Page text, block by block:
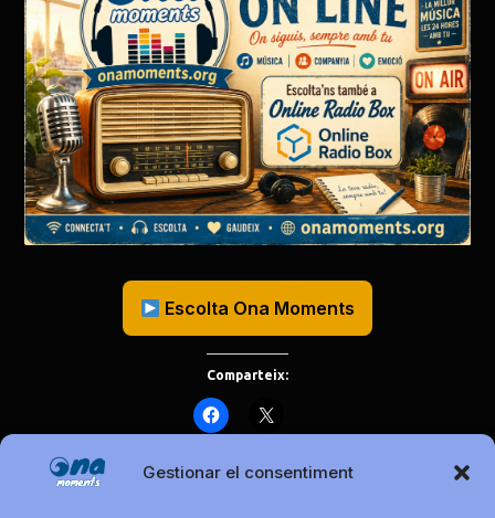
Gestionar el consentiment
Escolta Ona Moments
Comparteix: